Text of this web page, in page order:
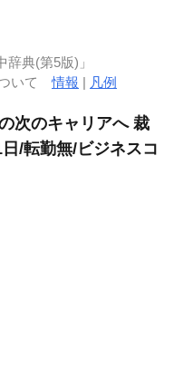
典(第5版)」
ついて情報 | 凡例
次のキャリアへ 裁
/転勤無/ビジネスコ